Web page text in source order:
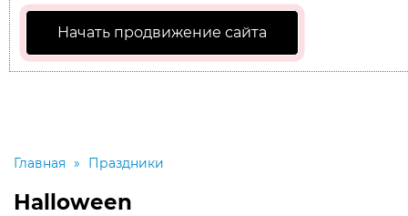
Начать продвижение сайта
Главная » Праздники
Halloween